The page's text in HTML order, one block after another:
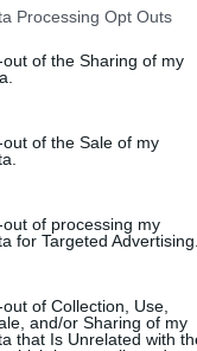
website/app uses one
visit or usage behaviour.
to Google and its
specified purposes
Processing Opt Outs
of the Sharing of my
of the Sale of my
of processing my
for Targeted Advertising.
of Collection, Use,
and/or Sharing of my
that Is Unrelated with
And Falls Off